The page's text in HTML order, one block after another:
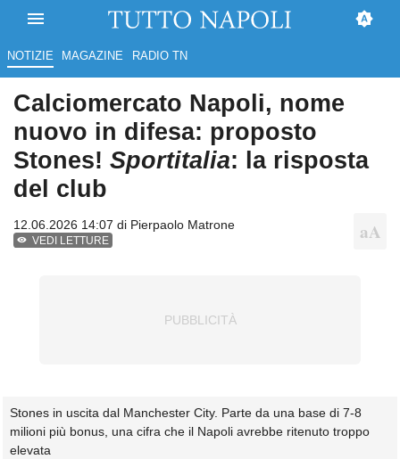
NOTIZIE MAGAZINE RADIO TN
Calciomercato Napoli, nome
nuovo in difesa: proposto
Stones! Sportitalia: la risposta
del club
12.06.2026 14:07 di Pierpaolo Matrone
VEDI LETTURE
Stones in uscita dal Manchester City. Parte da una base di 7-8
milioni più bonus, una cifra che il Napoli avrebbe ritenuto troppo
elevata